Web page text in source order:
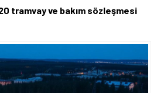
tramvay ve bakım sözleşmesi